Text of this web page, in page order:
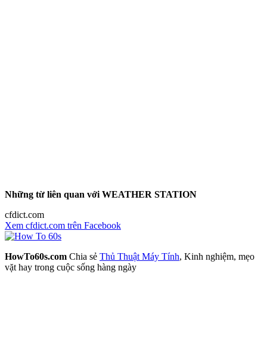
Những từ liên quan với WEATHER STATION
cfdict.com
Xem cfdict.com trên Facebook
HowTo60s.com Chia sẻ Thủ Thuật Máy Tính, Kinh nghiệm, mẹo
vặt hay trong cuộc sống hàng ngày